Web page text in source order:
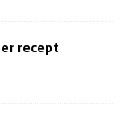
recept